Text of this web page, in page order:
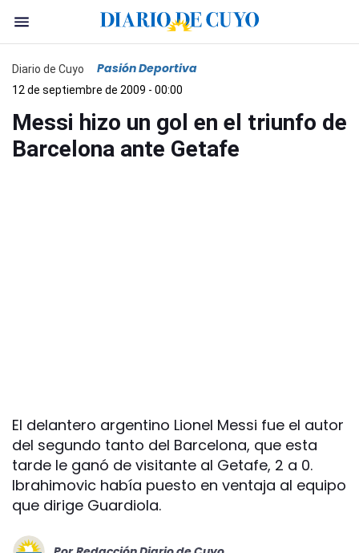
Diario de Cuyo Pasión Deportiva
12 de septiembre de 2009 - 00:00
Messi hizo un gol en el triunfo de
Barcelona ante Getafe
El delantero argentino Lionel Messi fue el autor
del segundo tanto del Barcelona, que esta
tarde le ganó de visitante al Getafe, 2 a 0.
Ibrahimovic había puesto en ventaja al equipo
que dirige Guardiola.